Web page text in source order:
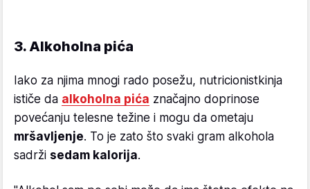
3. Alkoholna pića
Iako za njima mnogi rado posežu, nutricionistkinja
ističe da alkoholna pića značajno doprinose
povećanju telesne težine i mogu da ometaju
mršavljenje. To je zato što svaki gram alkohola
sadrži sedam kalorija.